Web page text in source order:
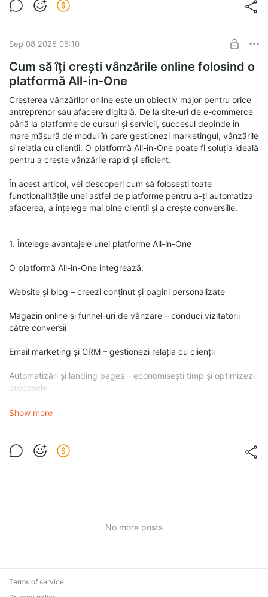
Sep 08 2025 06:10
Cum să îți crești vânzările online folosind o
platformă All-in-One
Creșterea vânzărilor online este un obiectiv major pentru orice
antreprenor sau afacere digitală. De la site-uri de e-commerce
până la platforme de cursuri și servicii, succesul depinde în
mare măsură de modul în care gestionezi marketingul, vânzările
și relația cu clienții. O platformă All-in-One poate fi soluția ideală
pentru a crește vânzările rapid și eficient.
În acest articol, vei descoperi cum să folosești toate
funcționalitățile unei astfel de platforme pentru a-ți automatiza
afacerea, a înțelege mai bine clienții și a crește conversiile.
1. Înțelege avantajele unei platforme All-in-One
O platformă All-in-One integrează:
Website și blog – creezi conținut și pagini personalizate
Magazin online și funnel-uri de vânzare – conduci vizitatorii
către conversii
Email marketing și CRM – gestionezi relația cu clienții
Automatizări și landing pages – economisești timp și optimizezi
procesele
Avantajul major este că nu mai ai nevoie de multiple instrumente
Show more
No more posts
Terms of service